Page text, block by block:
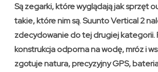
Są zegarki, które wyglądają jak sprzęt
takie, które nim są. Suunto Vertical 2
zdecydowanie do tej drugiej kategorii.
konstrukcja odporna na wodę, mróz i
zgotuje natura, precyzyjny GPS,